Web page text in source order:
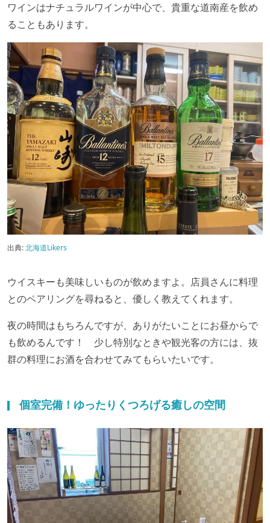
ワインはナチュラルワインが中心で、貴重な道南産を飲め
ることもあります。
出典:北海道Likers
ウイスキーも美味しいものが飲めますよ。店員さんに料理
とのペアリングを尋ねると、優しく教えてくれます。
夜の時間はもちろんですが、ありがたいことにお昼からで
も飲めるんです！ 少し特別なときや観光客の方には、抜
群の料理にお酒を合わせてみてもらいたいです。
個室完備！ゆったりくつろげる癒しの空間